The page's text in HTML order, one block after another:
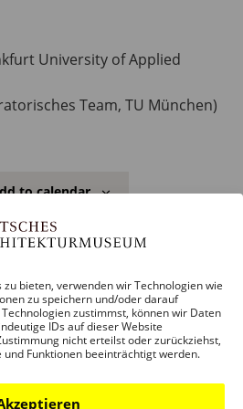
bieten, verwenden wir Technologien wie
zu speichern und/oder darauf
zustimmst, können wir Daten
IDs auf dieser Website
nicht erteilst oder zurückziehst,
Funktionen beeinträchtigt werden.
University of Applied
Team, TU München)
to calendar